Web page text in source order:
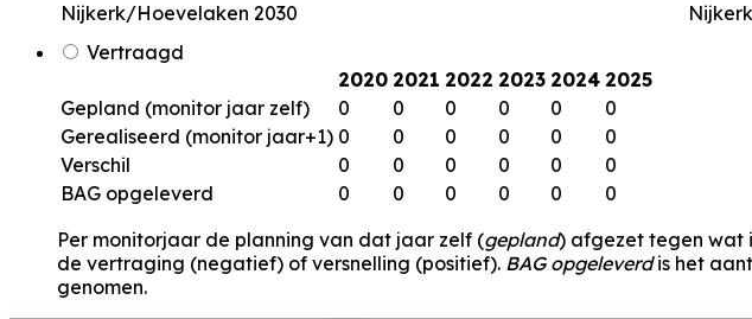
Nijkerk/Hoevelaken 2030 Nijkerk
Vertraagd
2020 2021 2022 2023 2024 2025
Gepland (monitor jaar zelf)
0 0 0 0 0
0
Gerealiseerd (monitor jaar+1) 0 0 0 0 0
0
Verschil
0 0 0 0 0
0
BAG opgeleverd
0 0 0 0 0
0
Per monitorjaar de planning van dat jaar zelf (gepland) afgezet tegen wat
de vertraging (negatief) of versnelling (positief). BAG opgeleverdis het
genomen.